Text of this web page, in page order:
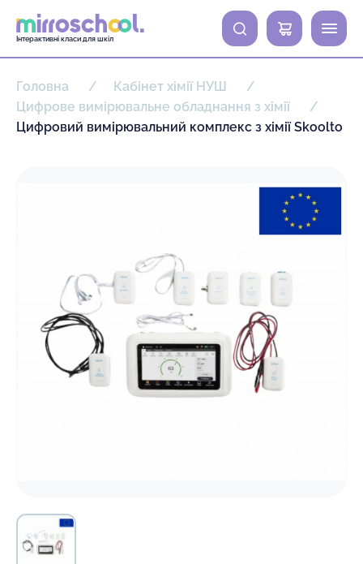
Інтерактивні класи для шкіл
0
Головна
Кабінет хімії НУШ
Цифрове вимірювальне обладнання з хімії
Цифровий вимірювальний комплекс з хімії Skoolto